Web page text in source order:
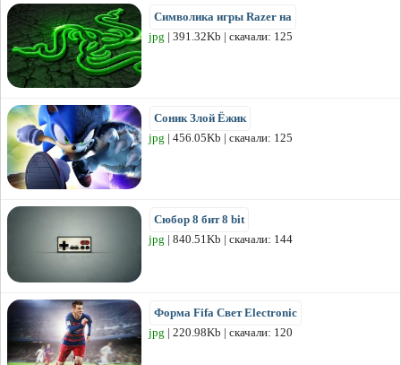
Символика игры Razer на
jpg | 391.32Kb | скачали: 125
Соник Злой Ёжик
jpg | 456.05Kb | скачали: 125
Сюбор 8 бит 8 bit
jpg | 840.51Kb | скачали: 144
Форма Fifa Свет Electronic
jpg | 220.98Kb | скачали: 120